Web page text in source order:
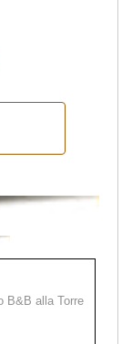
B&B alla Torre